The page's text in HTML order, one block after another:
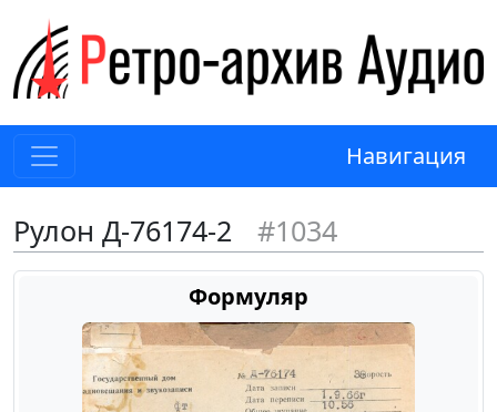
Навигация
Рулон Д-76174-2 #1034
Формуляр